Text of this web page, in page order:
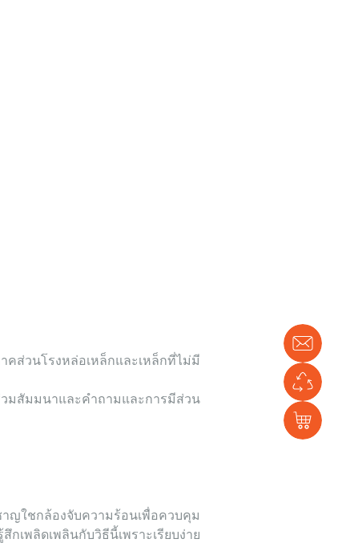
ส่วนโรงหล่อเหล็กและเหล็กที่ไม่มี
มสัมมนาและคำถามและการมีส่วน
ญใชกล้องจับความร้อนเพื่อควบคุม
พลิดเพลินกับวิธีนี้เพราะเรียบง่าย